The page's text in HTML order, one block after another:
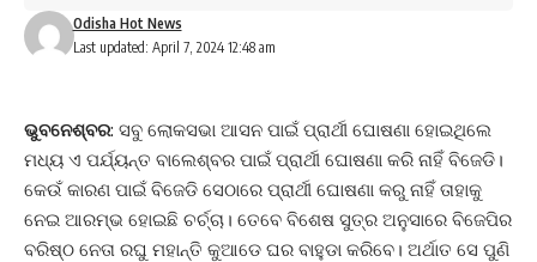
Last updated: April 7, 2024 12:48 am
Odisha Hot News
ଭୁବନେଶ୍ବର: ସବୁ ଲୋକସଭା ଆସନ ପାଇଁ ପ୍ରାର୍ଥୀ ଘୋଷଣା ହୋଇଥିଲେ
ମଧ୍ୟ ଏ ପର୍ଯ୍ୟନ୍ତ ବାଲେଶ୍ବର ପାଇଁ ପ୍ରାର୍ଥୀ ଘୋଷଣା କରି ନାହିଁ ବିଜେଡି।
କେଉଁ କାରଣ ପାଇଁ ବିଜେଡି ସେଠାରେ ପ୍ରାର୍ଥୀ ଘୋଷଣା କରୁ ନାହିଁ ତାହାକୁ
ନେଇ ଆରମ୍ଭ ହୋଇଛି ଚର୍ଚ୍ଚା। ତେବେ ବିଶେଷ ସୁତ୍ର ଅନୁସାରେ ବିଜେପିର
ବରିଷ୍ଠ ନେତା ରଘୁ ମହାନ୍ତି କୁଆଡେ ଘର ବାହୁଡା କରିବେ। ଅର୍ଥାତ ସେ ପୁଣି